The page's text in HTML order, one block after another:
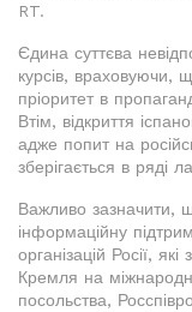
RT.
Єдина суттєва
курсів,
пріоритет в
Втім, відкриття
адже попит на
зберігається в ряді
Важливо зазначити,
інформаційну
організацій Росії,
Кремля на
посольства,